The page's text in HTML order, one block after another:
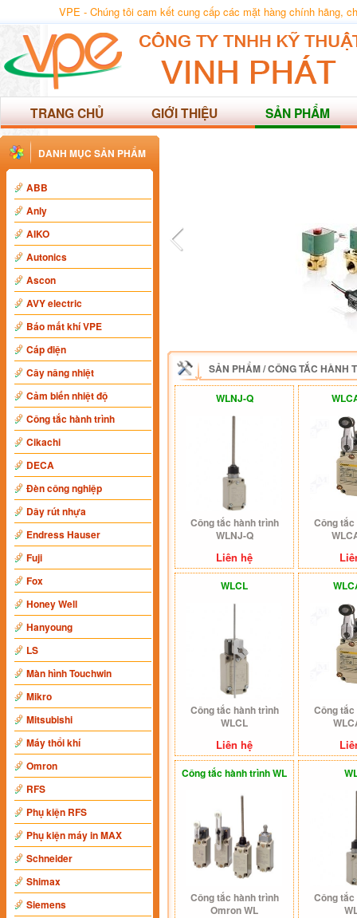
VPE - Chúng tôi cam kết cung cấp các mặt hàng chính hãng,
TRANG CHỦ GIỚI THIỆU SẢN PHẨM
DANH MỤC SẢN PHẨM
ABB
Anly
AIKO
Autonics
Ascon
AVY electric
Báo mất khí VPE
Cáp điện
Cây nâng nhiệt
Cảm biến nhiệt độ
Công tắc hành trình
Cikachi
DECA
Đèn công nghiệp
Dây rút nhựa
Endress Hauser
Fuji
Fox
Honey Well
Hanyoung
LS
Màn hình Touchwin
Mikro
Mitsubishi
Máy thổi khí
Omron
RFS
Phụ kiện RFS
Phụ kiện máy in MAX
Schneider
Shimax
Siemens
SẢN PHẨM/CÔNG TẮC HÀNH
WLNJ-Q
Công tắc hành trình
WLNJ-Q
Liên hệ
Công
WLCL
Công tắc hành trình
WLCL
Liên hệ
Công
Công tắc hành trình WL
Công tắc hành trình
Omron WL
Công